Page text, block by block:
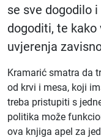
se sve dogodilo
dogoditi, te
uvjerenja
Kramarić smatra da
od krvi i mesa, koji
treba pristupiti s
politika može
ova knjiga apel za